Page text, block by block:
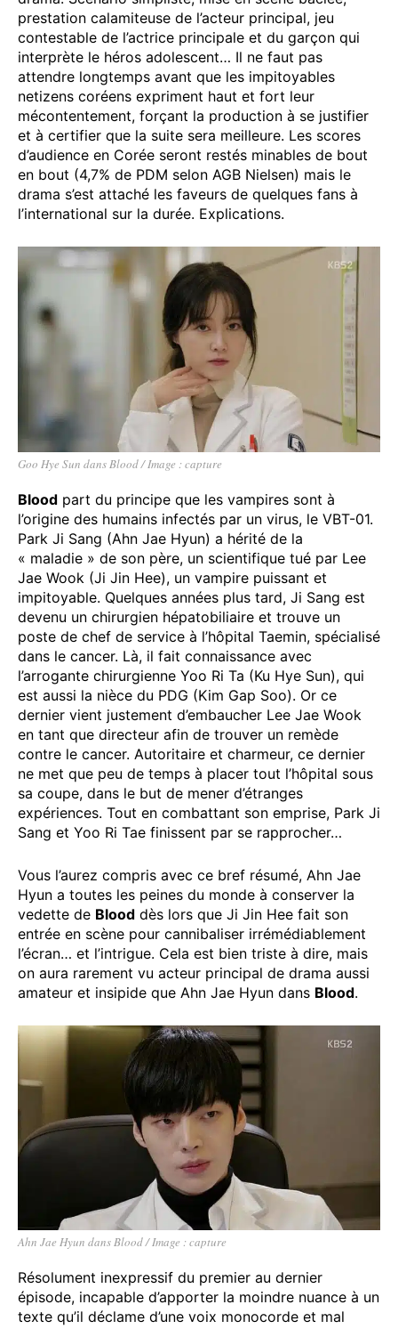
prestation calamiteuse de l’acteur principal, jeu
contestable de l’actrice principale et du garçon qui
interprète le héros adolescent… Il ne faut pas
attendre longtemps avant que les impitoyables
netizens coréens expriment haut et fort leur
mécontentement, forçant la production à se justifier
et à certifier que la suite sera meilleure. Les scores
d’audience en Corée seront restés minables de bout
en bout (4,7% de PDM selon AGB Nielsen) mais le
drama s’est attaché les faveurs de quelques fans à
l’international sur la durée. Explications.
Goo Hye Sun dans Blood / Image : capture
Blood part du principe que les vampires sont à
l’origine des humains infectés par un virus, le VBT-01.
Park Ji Sang (Ahn Jae Hyun) a hérité de la
« maladie » de son père, un scientifique tué par Lee
Jae Wook (Ji Jin Hee), un vampire puissant et
impitoyable. Quelques années plus tard, Ji Sang est
devenu un chirurgien hépatobiliaire et trouve un
poste de chef de service à l’hôpital Taemin, spécialisé
dans le cancer. Là, il fait connaissance avec
l’arrogante chirurgienne Yoo Ri Ta (Ku Hye Sun), qui
est aussi la nièce du PDG (Kim Gap Soo). Or ce
dernier vient justement d’embaucher Lee Jae Wook
en tant que directeur afin de trouver un remède
contre le cancer. Autoritaire et charmeur, ce dernier
ne met que peu de temps à placer tout l’hôpital sous
sa coupe, dans le but de mener d’étranges
expériences. Tout en combattant son emprise, Park Ji
Sang et Yoo Ri Tae finissent par se rapprocher…
Vous l’aurez compris avec ce bref résumé, Ahn Jae
Hyun a toutes les peines du monde à conserver la
vedette de Blood dès lors que Ji Jin Hee fait son
entrée en scène pour cannibaliser irrémédiablement
l’écran… et l’intrigue. Cela est bien triste à dire, mais
on aura rarement vu acteur principal de drama aussi
amateur et insipide que Ahn Jae Hyun dans Blood.
Ahn Jae Hyun dans Blood / Image : capture
Résolument inexpressif du premier au dernier
épisode, incapable d’apporter la moindre nuance à un
texte qu’il déclame d’une voix monocorde et mal